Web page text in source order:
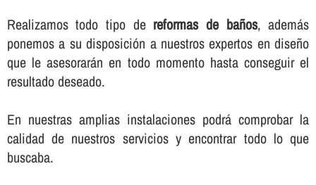
Realizamos todo tipo de reformas de baños, además
ponemos a su disposición a nuestros expertos en diseño
que le asesorarán en todo momento hasta conseguir el
resultado deseado.
En nuestras amplias instalaciones podrá comprobar la
calidad de nuestros servicios y encontrar todo lo que
buscaba.